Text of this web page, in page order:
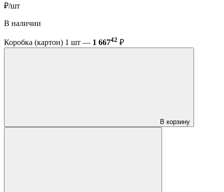
₽/шт
В наличии
Коробка (картон) 1 шт — 1 66742 ₽
В корзину